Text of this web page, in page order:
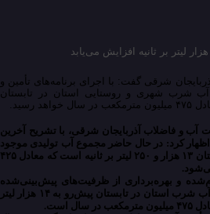
شرقی گفت: با اجرای برنامه‌های تأمین و
آب شرب شهری و روستایی استان در تابستان
آب و فاضلاب آذربایجان شرقی، با تشریح آخرین
کرد: در حال حاضر مجموع آب تولیدی موجود
در بخش‌های شهری و روستایی استان ۱۳ هزار و ۲۵۰ لیتر بر ثانیه است که معادل ۴۲۵
و بهره‌برداری از ظرفیت‌های پیش‌بینی‌شده
برای فصل گرم سال، میزان تولید آب شرب استان در تابستان پیش‌رو به ۱۴ هزار لیتر
است.